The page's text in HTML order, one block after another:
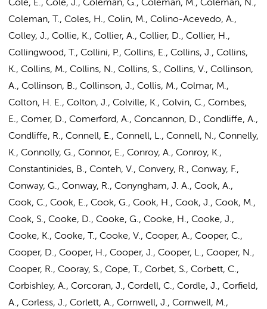
Cole, E., Cole, J., Coleman, G., Coleman, M., Coleman, N.,
Coleman, T., Coles, H., Colin, M., Colino-Acevedo, A.,
Colley, J., Collie, K., Collier, A., Collier, D., Collier, H.,
Collingwood, T., Collini, P., Collins, E., Collins, J., Collins,
K., Collins, M., Collins, N., Collins, S., Collins, V., Collinson,
A., Collinson, B., Collinson, J., Collis, M., Colmar, M.,
Colton, H. E., Colton, J., Colville, K., Colvin, C., Combes,
E., Comer, D., Comerford, A., Concannon, D., Condliffe, A.,
Condliffe, R., Connell, E., Connell, L., Connell, N., Connelly,
K., Connolly, G., Connor, E., Conroy, A., Conroy, K.,
Constantinides, B., Conteh, V., Convery, R., Conway, F.,
Conway, G., Conway, R., Conyngham, J. A., Cook, A.,
Cook, C., Cook, E., Cook, G., Cook, H., Cook, J., Cook, M.,
Cook, S., Cooke, D., Cooke, G., Cooke, H., Cooke, J.,
Cooke, K., Cooke, T., Cooke, V., Cooper, A., Cooper, C.,
Cooper, D., Cooper, H., Cooper, J., Cooper, L., Cooper, N.,
Cooper, R., Cooray, S., Cope, T., Corbet, S., Corbett, C.,
Corbishley, A., Corcoran, J., Cordell, C., Cordle, J., Corfield,
A., Corless, J., Corlett, A., Cornwell, J., Cornwell, M.,